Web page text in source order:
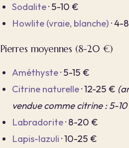
Sodalite· 5-10 €
Howlite (vraie, blanche) · 4-
Pierres moyennes (8-20 €)
Améthyste· 5-15 €
Citrine naturelle· 12-25 €
vendue comme citrine : 5-
Labradorite· 8-20 €
Lapis-lazuli · 10-25 €